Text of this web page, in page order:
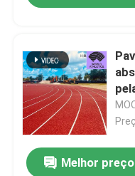
Produtos
Sobre nós
Excursão da fábrica
Melhor preço